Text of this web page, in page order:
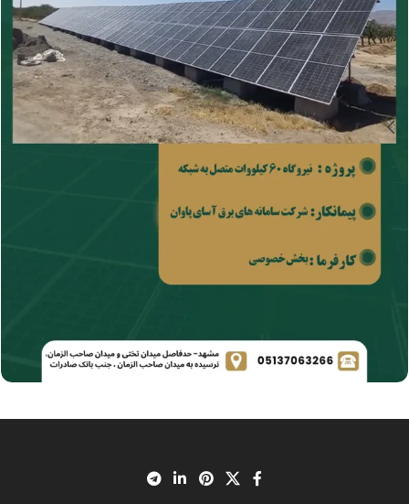
نیروگاه 60 کیلووات متصل به شبکه فیض آباد